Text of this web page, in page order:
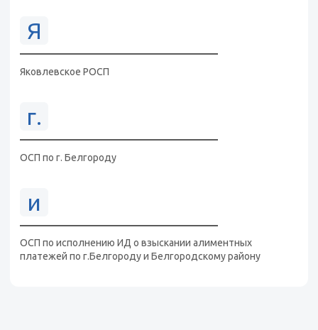
Я
Яковлевское РОСП
г.
ОСП по г. Белгороду
и
ОСП по исполнению ИД о взыскании алиментных
платежей по г.Белгороду и Белгородскому району